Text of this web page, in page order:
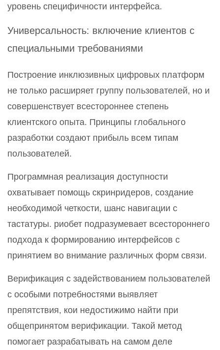
уровень специфичности интерфейса.
Универсальность: включение клиентов с
специальными требованиями
Построение инклюзивных цифровых платформ
не только расширяет группу пользователей, но и
совершенствует всестороннее степень
клиентского опыта. Принципы глобального
разработки создают прибыль всем типам
пользователей.
Программная реализация доступности
охватывает помощь скринридеров, создание
необходимой четкости, шанс навигации с
тастатуры. риобет подразумевает всестороннего
подхода к формированию интерфейсов с
принятием во внимание различных форм связи.
Верификация с задействованием пользователей
с особыми потребностями выявляет
препятствия, кои недостижимо найти при
общепринятом верификации. Такой метод
помогает разрабатывать на самом деле